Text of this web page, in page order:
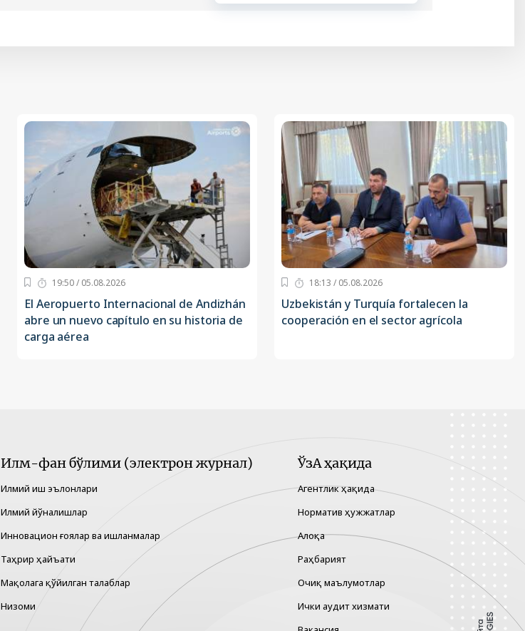
19:50 / 05.08.2026
El Aeropuerto Internacional de Andizhán
abre un nuevo capítulo en su historia de
carga aérea
18:13 / 05.08.2026
Uzbekistán y Turquía fortalecen la
cooperación en el sector agrícola
Илм-фан бўлими (электрон журнал)
Илмий иш эълонлари
Илмий йўналишлар
Инновацион ғоялар ва ишланмалар
Таҳрир ҳайъати
Мақолага қўйилган талаблар
Низоми
ЎзА ҳақида
Агентлик ҳақида
Норматив ҳужжатлар
Алоқа
Раҳбарият
Очиқ маълумотлар
Ички аудит хизмати